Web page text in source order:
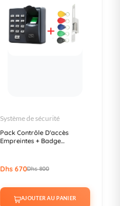
Système de sécurité
Pack Contrôle D'accès
Empreintes + Badge...
Dhs 670Dhs 800
AJOUTER AU PANIER